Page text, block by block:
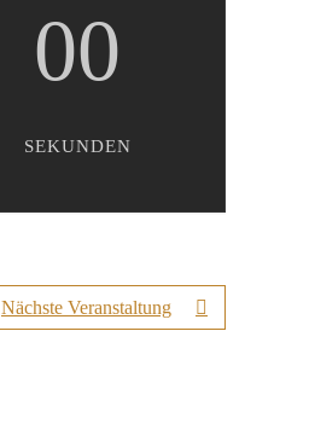
00
SEKUNDEN
Nächste Veranstaltung